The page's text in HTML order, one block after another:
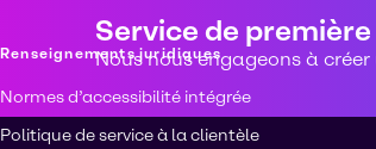
Service de
Nous nous engageons à
Renseignements juridiques
Normes d’accessibilité intégrée
Politique de service à la clientèle